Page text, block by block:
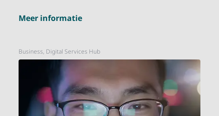
Meer informatie
Business, Digital Services Hub